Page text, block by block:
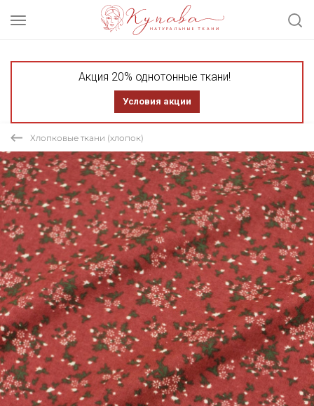
Акция 20% однотонные ткани!
Условия акции
Хлопковые ткани (хлопок)